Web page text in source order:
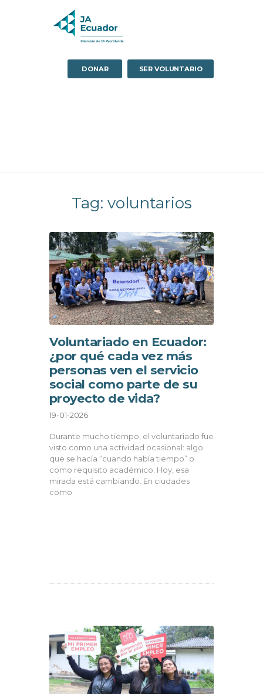
DONAR SER VOLUNTARIO
Tag: voluntarios
Voluntariado en Ecuador:
¿por qué cada vez más
personas ven el servicio
social como parte de su
proyecto de vida?
19-01-2026
Durante mucho tiempo, el voluntariado fue
visto como una actividad ocasional: algo
que se hacía “cuando había tiempo” o
como requisito académico. Hoy, esa
mirada está cambiando. En ciudades
como